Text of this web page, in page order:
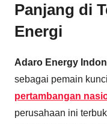
Panjang di
Energi
Adaro Energy
sebagai pemain
pertambangan
perusahaan ini